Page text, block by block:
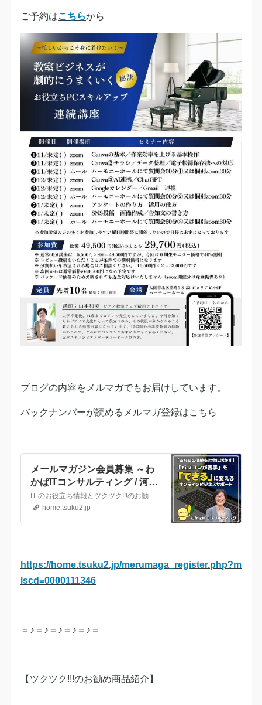
ご予約はこちらから
ブログの内容をメルマガでもお届けしています。
バックナンバーが読めるメルマガ登録はこちら
メールマガジン会員募集 ～わ
かばITコンサルティング / 河内
長野市～
IT のお役立ち情報とツクツク!!!のお勧め商品を配信しています。バックナンバーはメルマガ登録者のみ公開。登録者プレゼントは「人気のセミナー講師になりたいなら、ぜひ知っておきたい10のポイント動画」をまとめたPDFです。セミナー講師など、オンラインでお仕事をされる方にきっとお役に立つ内容です。登録〜プレゼント受け取りについて分かりにくい時はこちら https…
home.tsuku2.jp
https://home.tsuku2.jp/merumaga_register.php?m
lscd=0000111346
＝♪＝♪＝♪＝♪＝♪＝
【ツクツク!!!のお勧め商品紹介】